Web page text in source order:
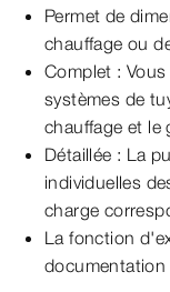
Permet de
chauffage ou
Complet :
systèmes de
chauffage et le
Détaillée : La
individuelles
charge
La fonction